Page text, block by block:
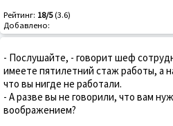
Рейтинг: 18/5(3.6)
Добавлено:
- Послушайте, - говорит шеф
имеете пятилетний стаж работы, а
что вы нигде не работали.
- А разве вы не говорили, что вам
воображением?